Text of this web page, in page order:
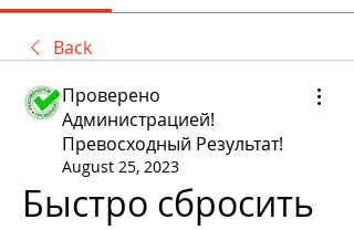
Back
Проверено
Администрацией!
Превосходный Результат!
August 25, 2023
Быстро сбросить